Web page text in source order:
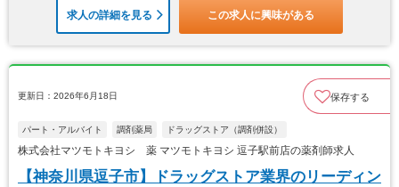
求人の詳細を見る この求人に興味がある
更新日：2026年6月18日 保存する
パート・アルバイト 調剤薬局 ドラッグストア（調剤併設）
株式会社マツモトキヨシ 薬 マツモトキヨシ 逗子駅前店の薬剤師求人
【神奈川県逗子市】ドラッグストア業界のリーディン